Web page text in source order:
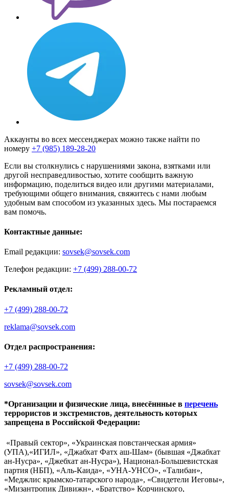
Аккаунты во всех мессенджерах можно также найти по
номеру +7 (985) 189-28-20
Если вы столкнулись с нарушениями закона, взятками или
другой несправедливостью, хотите сообщить важную
информацию, поделиться видео или другими материалами,
требующими общего внимания, свяжитесь с нами любым
удобным вам способом из указанных здесь. Мы постараемся
вам помочь.
Контактные данные:
Email редакции: sovsek@sovsek.com
Телефон редакции: +7 (499) 288-00-72
Рекламный отдел:
+7 (499) 288-00-72
reklama@sovsek.com
Отдел распространения:
+7 (499) 288-00-72
sovsek@sovsek.com
*Организации и физические лица, внесённные в перечень
террористов и экстремистов, деятельность которых
запрещена в Российской Федерации:
«Правый сектор», «Украинская повстанческая армия»
(УПА),«ИГИЛ», «Джабхат Фатх аш-Шам» (бывшая «Джабхат
ан-Нусра», «Джебхат ан-Нусра»), Национал-Большевистская
партия (НБП), «Аль-Каида», «УНА-УНСО», «Талибан»,
«Меджлис крымско-татарского народа», «Свидетели Иеговы»,
«Мизантропик Дивижн», «Братство» Корчинского,